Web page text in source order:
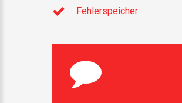
Fehlerspeicher